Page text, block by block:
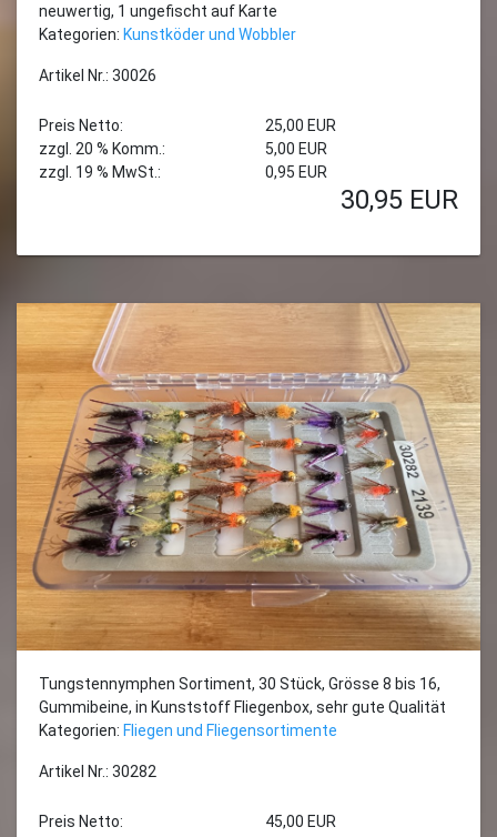
neuwertig, 1 ungefischt auf Karte
Kategorien: Kunstköder und Wobbler
Artikel Nr.: 30026
Preis Netto:
25,00 EUR
zzgl. 20 % Komm.:
5,00 EUR
zzgl. 19 % MwSt.:
0,95 EUR
30,95 EUR
Tungstennymphen Sortiment, 30 Stück, Grösse 8 bis 16,
Gummibeine, in Kunststoff Fliegenbox, sehr gute Qualität
Kategorien: Fliegen und Fliegensortimente
Artikel Nr.: 30282
Preis Netto:
45,00 EUR